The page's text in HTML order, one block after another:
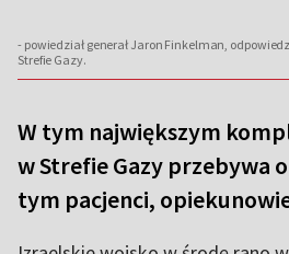
- powiedział generał Jaron Finkelman,
Strefie Gazy.
W tym największym
w Strefie Gazy przebywa
tym pacjenci,